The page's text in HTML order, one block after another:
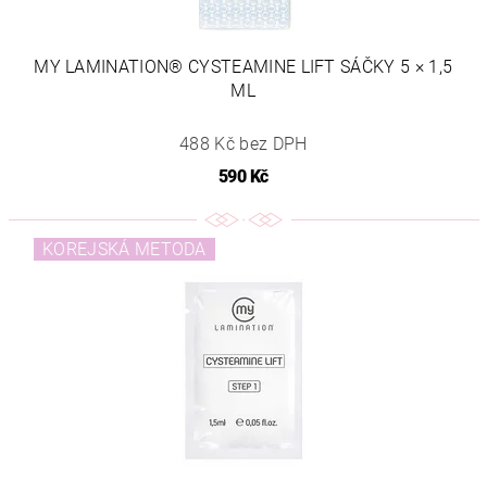
MY LAMINATION® CYSTEAMINE LIFT SÁČKY 5 × 1,5
ML
488 Kč bez DPH
590 Kč
KOREJSKÁ METODA